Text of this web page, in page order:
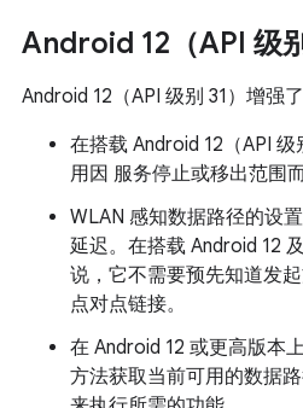
Android 12（API 级
Android 12（API 级别 31）增强
在搭载 Android 12（API
用因 服务停止或移出范围
WLAN 感知数据路径的设
延迟。在搭载 Android 12
说，它不需要预先知道发
点对点链接。
在 Android 12 或更高版本
方法获取当前可用的数据